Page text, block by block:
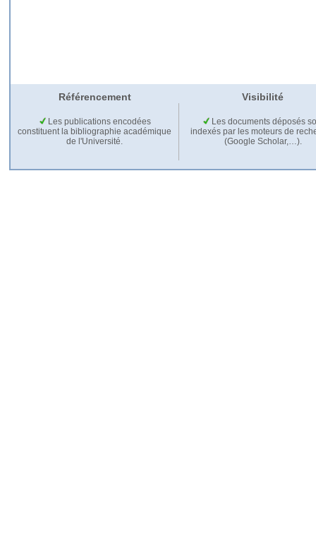
Référencement Visibilité
Les publications encodées
constituent la bibliographie académique
de l'Université.
Les documents déposés
indexés par les moteurs de
(Google Scholar,…).